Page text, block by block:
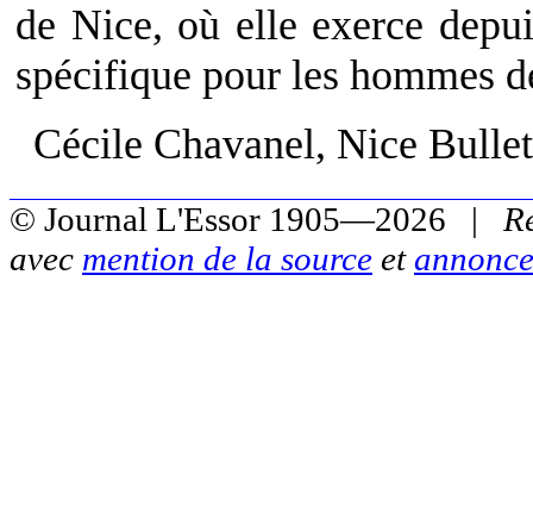
de Nice, où elle exerce
spécifique pour les hommes
Cécile Chavanel, Nice
© Journal L'Essor 1905—2026 |
avec mention de la source et